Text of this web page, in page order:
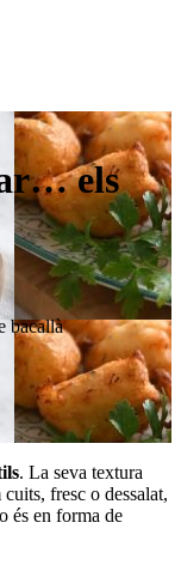
els
bacallà
. La seva textura
fresc o dessalat,
és en forma de